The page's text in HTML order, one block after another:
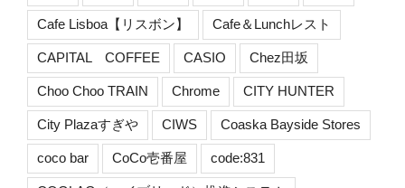
Cafe Lisboa【リスボン】 Cafe＆Lunchレスト
CAPITAL COFFEE CASIO Chez田坂
Choo Choo TRAIN Chrome CITY HUNTER
City Plazaすぎや CIWS Coaska Bayside Stores
coco bar CoCo壱番屋 code:831